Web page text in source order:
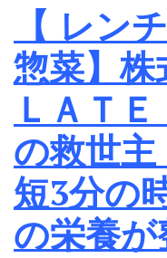
【 レン
惣菜】株
ＬＡＴ
の救世
短3分の
の栄養